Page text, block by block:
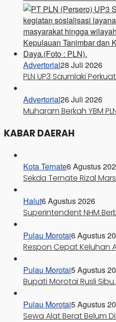
Advertorial28 Juli 2026
PLN UP3 Saumlaki
Advertorial26 Juli 2026
Muharam Berkah YBM
KABAR DAERAH
Kota Ternate6 Agustus
Sekda Ternate Rizal
Halut6 Agustus 2026
Superintendent NHM
Pulau Morotai6 Agustus
Respon Cepat Keluhan
Pulau Morotai5 Agustus
Bupati Morotai Rusli
Pulau Morotai5 Agustus
Sewa Alat Berat Belum